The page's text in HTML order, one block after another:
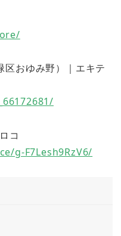
区おゆみ野）｜エキテ
コ
g-F7Lesh9RzV6/